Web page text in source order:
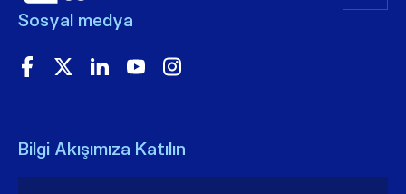
Sosyal medya
Bilgi Akışımıza Katılın